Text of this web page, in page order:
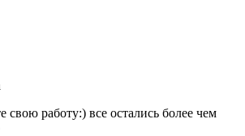
свою работу:) все остались более чем